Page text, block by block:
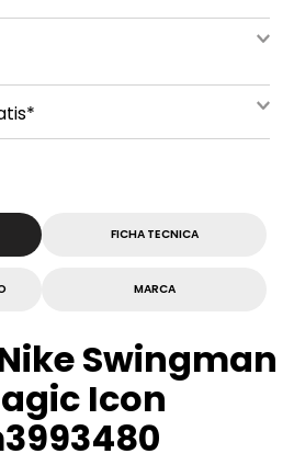
FICHA TECNICA
MARCA
Swingman
Icon